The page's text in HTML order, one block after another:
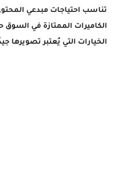
تناسب احتياجات مبدعي
الكاميرات الممتازة في السوق
الخيارات التي يُعتبر تصويرها جيدًا